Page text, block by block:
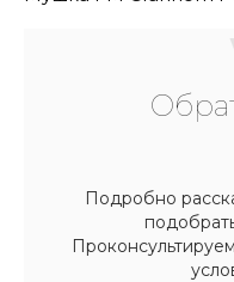
Подробно